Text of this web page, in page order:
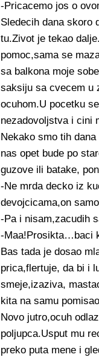
-Pricacemo jos o
Sledecih dana skoro
tu.Zivot je tekao
pomoc,sama se
sa balkona moje
saksiju sa cvecem u
ocuhom.U pocetku
nezadovoljstva i cini
Nekako smo tih
nas opet bude po
guzove ili batake,
-Ne mrda decko iz
devojcicama,on
-Pa i nisam,zacudih
-Maa!Prosikta…baci
Bas tada je dosao
prica,flertuje, da bi i
smeje,izaziva,
kita na samu
Novo jutro,ocuh
poljupca.Usput mu
preko puta mene i